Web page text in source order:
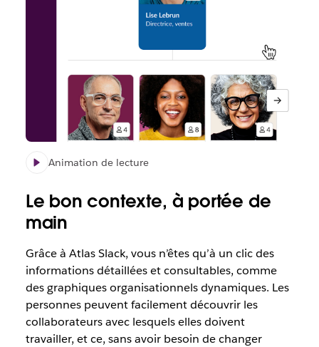
Animation de lecture
Le bon contexte, à portée de
main
Grâce à Atlas Slack, vous n’êtes qu’à un clic des
informations détaillées et consultables, comme
des graphiques organisationnels dynamiques. Les
personnes peuvent facilement découvrir les
collaborateurs avec lesquels elles doivent
travailler, et ce, sans avoir besoin de changer